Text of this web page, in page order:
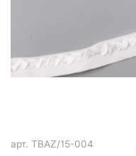
арт. TBAZ/15-004